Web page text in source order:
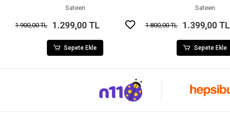
Sateen
1.900,00 TL 1.299,00 TL
Sepete Ekle
Sateen
1.800,00 TL 1.399,00 TL
Sepete Ekle